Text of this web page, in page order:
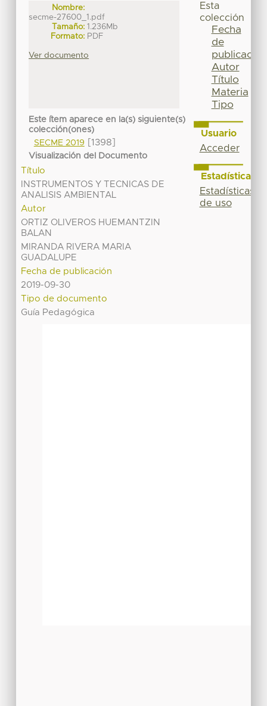
Nombre:
secme-27600_1.pdf
Tamaño: 1.236Mb
Formato: PDF
Ver documento
Este ítem aparece en la(s) siguiente(s)
colección(ones)
SECME 2019
[1398]
Visualización del Documento
Título
INSTRUMENTOS Y TECNICAS DE
ANALISIS AMBIENTAL
Autor
ORTIZ OLIVEROS HUEMANTZIN
BALAN
MIRANDA RIVERA MARIA
GUADALUPE
Fecha de publicación
2019-09-30
Tipo de documento
Guía Pedagógica
Esta
colección
Fecha
de
publicación
Autor
Título
Materia
Tipo
Usuario
Acceder
Estadísticas
Estadísticas
de uso